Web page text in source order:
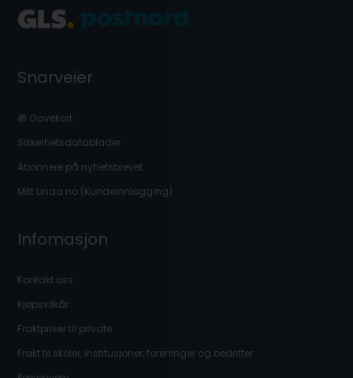
Snarveier
🎁 Gavekort
Sikkerhetsdatablader
Abonnere på nyhetsbrevet
Mitt Linaa.no (Kundeinnlogging)
Infomasjon
Kontakt oss
Kjøpsvilkår
Fraktpriser til private
Frakt til skoler, institusjoner, foreninger og bedrifter